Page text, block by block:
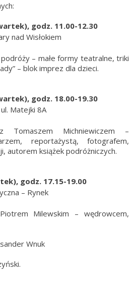
godz. 11.00-12.30
nad Wisłokiem
– małe formy teatralne, triki
– blok imprez dla dzieci.
godz. 18.00-19.30
Matejki 8A
Tomaszem Michniewiczem –
reportażystą, fotografem,
autorem książek podróżniczych.
godz. 17.15-19.00
– Rynek
Milewskim – wędrowcem,
Wnuk